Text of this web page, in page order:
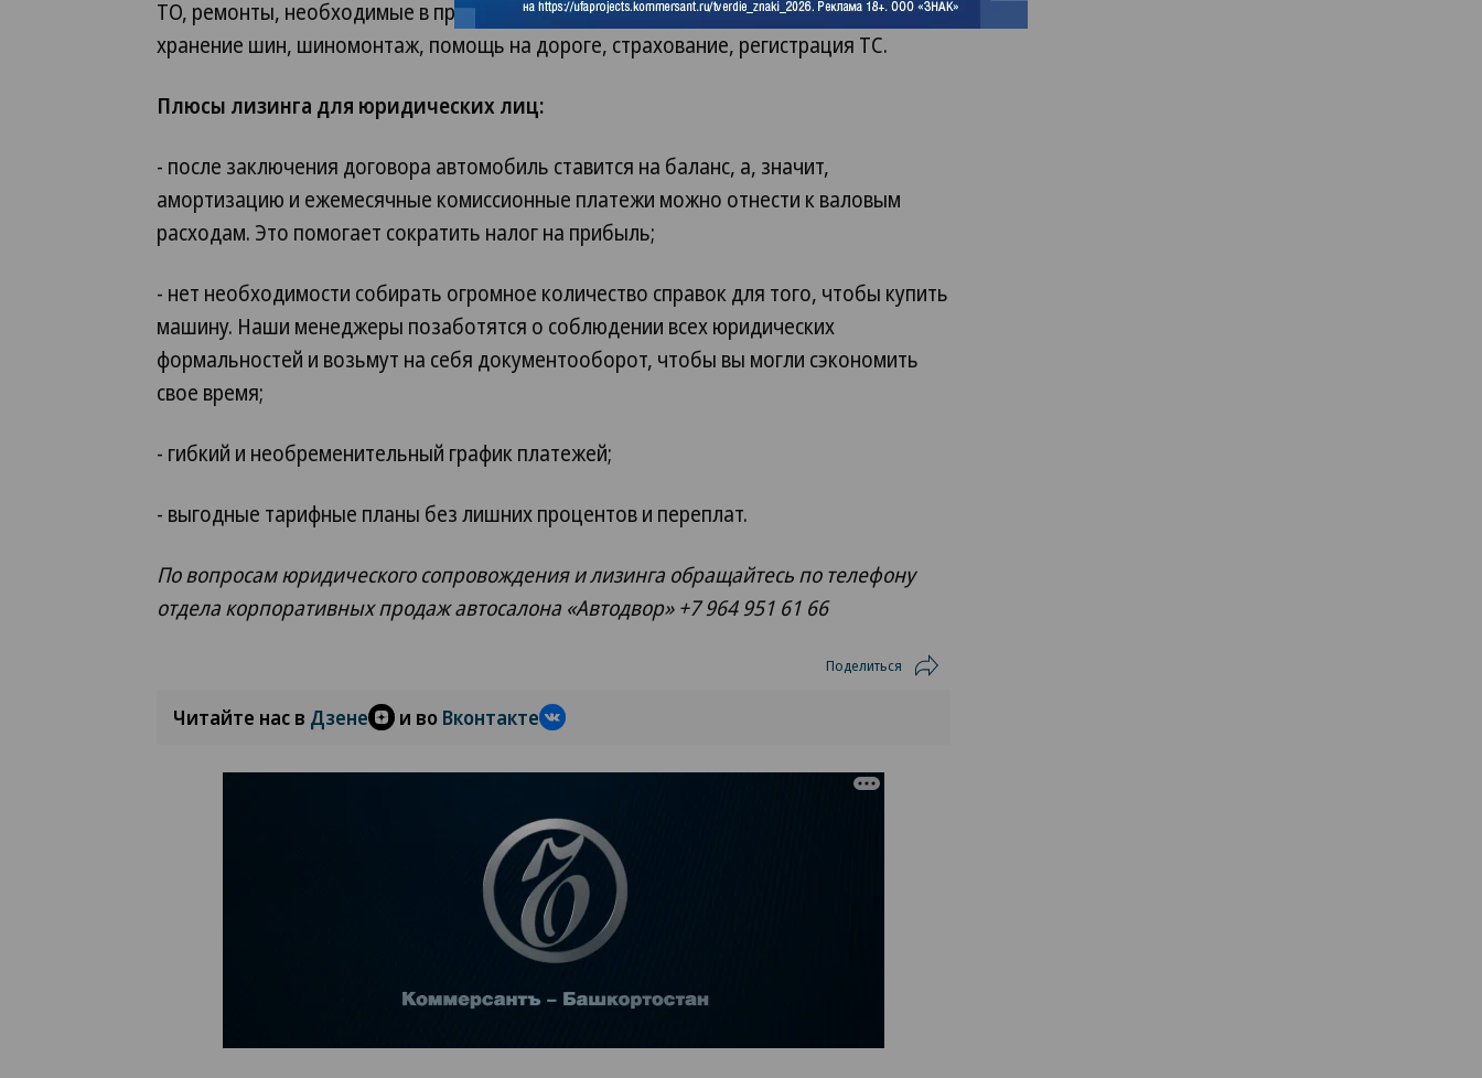
ТО, ремонты, необходимые в процессе нормальной эксплуатации, приобретение и
хранение шин, шиномонтаж, помощь на дороге, страхование, регистрация ТС.
Плюсы лизинга для юридических лиц:
- после заключения договора автомобиль ставится на баланс, а, значит,
амортизацию и ежемесячные комиссионные платежи можно отнести к валовым
расходам. Это помогает сократить налог на прибыль;
- нет необходимости собирать огромное количество справок для того, чтобы купить
машину. Наши менеджеры позаботятся о соблюдении всех юридических
формальностей и возьмут на себя документооборот, чтобы вы могли сэкономить
свое время;
- гибкий и необременительный график платежей;
- выгодные тарифные планы без лишних процентов и переплат.
По вопросам юридического сопровождения и лизинга обращайтесь по телефону
отдела корпоративных продаж автосалона «Автодвор» +7 964 951 61 66
Поделиться
Читайте нас в Дзене и во Вконтакте